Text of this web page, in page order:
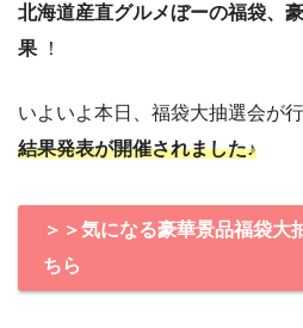
北海道産直グルメぼーの福袋、
果 ！
いよいよ本日、福袋大抽選会が
結果発表が開催されました♪
＞＞気になる豪華景品福袋大
ちら